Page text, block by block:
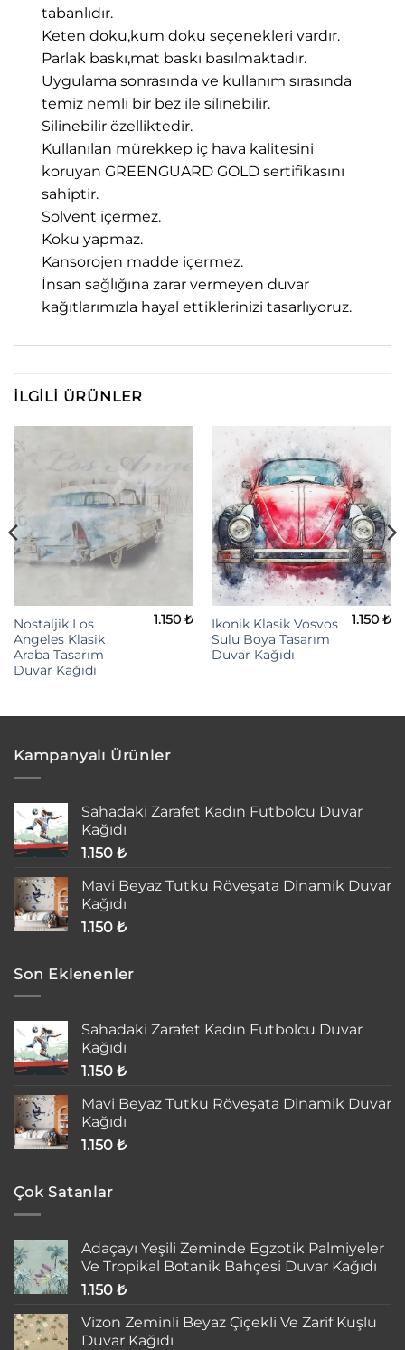
tabanlıdır.
Keten doku,kum doku seçenekleri vardır.
Parlak baskı,mat baskı basılmaktadır.
Uygulama sonrasında ve kullanım sırasında
temiz nemli bir bez ile silinebilir.
Silinebilir özelliktedir.
Kullanılan mürekkep iç hava kalitesini
koruyan GREENGUARD GOLD sertifikasını
sahiptir.
Solvent içermez.
Koku yapmaz.
Kansorojen madde içermez.
İnsan sağlığına zarar vermeyen duvar
kağıtlarımızla hayal ettiklerinizi tasarlıyoruz.
İLGILI ÜRÜNLER
Nostaljik Los
Angeles Klasik
Araba Tasarım
Duvar Kağıdı
1.150₺
İkonik Klasik Vosvos
Sulu Boya Tasarım
Duvar Kağıdı
1.150₺
Kampanyalı Ürünler
Sahadaki Zarafet Kadın Futbolcu Duvar
Kağıdı
1.150 ₺
Mavi Beyaz Tutku Röveşata Dinamik Duvar
Kağıdı
1.150 ₺
Son Eklenenler
Sahadaki Zarafet Kadın Futbolcu Duvar
Kağıdı
1.150 ₺
Mavi Beyaz Tutku Röveşata Dinamik Duvar
Kağıdı
1.150 ₺
Çok Satanlar
Adaçayı Yeşili Zeminde Egzotik Palmiyeler
Ve Tropikal Botanik Bahçesi Duvar Kağıdı
1.150 ₺
Vizon Zeminli Beyaz Çiçekli Ve Zarif Kuşlu
Duvar Kağıdı